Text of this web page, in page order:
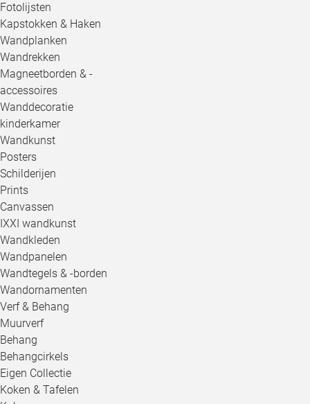
Fotolijsten
Kapstokken & Haken
Wandplanken
Wandrekken
Magneetborden & -
accessoires
Wanddecoratie
kinderkamer
Wandkunst
Posters
Schilderijen
Prints
Canvassen
IXXI wandkunst
Wandkleden
Wandpanelen
Wandtegels & -borden
Wandornamenten
Verf & Behang
Muurverf
Behang
Behangcirkels
Eigen Collectie
Koken & Tafelen